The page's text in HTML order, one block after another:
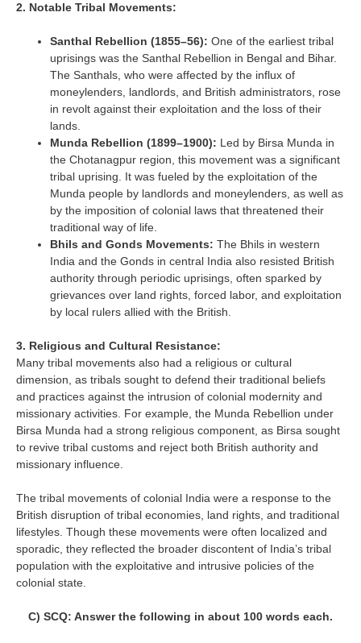
2. Notable Tribal Movements:
Santhal Rebellion (1855–56): One of the earliest tribal
uprisings was the Santhal Rebellion in Bengal and Bihar.
The Santhals, who were affected by the influx of
moneylenders, landlords, and British administrators, rose
in revolt against their exploitation and the loss of their
lands.
Munda Rebellion (1899–1900): Led by Birsa Munda in
the Chotanagpur region, this movement was a significant
tribal uprising. It was fueled by the exploitation of the
Munda people by landlords and moneylenders, as well as
by the imposition of colonial laws that threatened their
traditional way of life.
Bhils and Gonds Movements: The Bhils in western
India and the Gonds in central India also resisted British
authority through periodic uprisings, often sparked by
grievances over land rights, forced labor, and exploitation
by local rulers allied with the British.
3. Religious and Cultural Resistance:
Many tribal movements also had a religious or cultural
dimension, as tribals sought to defend their traditional beliefs
and practices against the intrusion of colonial modernity and
missionary activities. For example, the Munda Rebellion under
Birsa Munda had a strong religious component, as Birsa sought
to revive tribal customs and reject both British authority and
missionary influence.
The tribal movements of colonial India were a response to the
British disruption of tribal economies, land rights, and traditional
lifestyles. Though these movements were often localized and
sporadic, they reflected the broader discontent of India’s tribal
population with the exploitative and intrusive policies of the
colonial state.
C) SCQ: Answer the following in about 100 words each.